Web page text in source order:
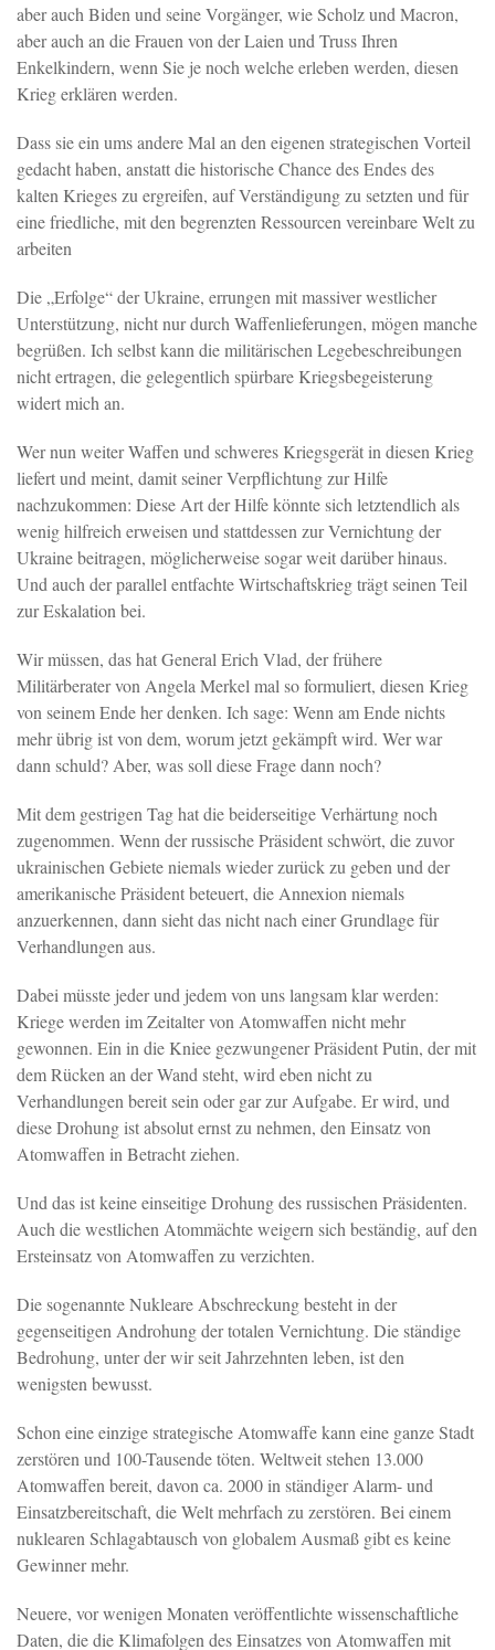
aber auch Biden und seine Vorgänger, wie Scholz und Macron,
aber auch an die Frauen von der Laien und Truss Ihren
Enkelkindern, wenn Sie je noch welche erleben werden, diesen
Krieg erklären werden.
Dass sie ein ums andere Mal an den eigenen strategischen Vorteil
gedacht haben, anstatt die historische Chance des Endes des
kalten Krieges zu ergreifen, auf Verständigung zu setzten und für
eine friedliche, mit den begrenzten Ressourcen vereinbare Welt zu
arbeiten
Die „Erfolge“ der Ukraine, errungen mit massiver westlicher
Unterstützung, nicht nur durch Waffenlieferungen, mögen manche
begrüßen. Ich selbst kann die militärischen Legebeschreibungen
nicht ertragen, die gelegentlich spürbare Kriegsbegeisterung
widert mich an.
Wer nun weiter Waffen und schweres Kriegsgerät in diesen Krieg
liefert und meint, damit seiner Verpflichtung zur Hilfe
nachzukommen: Diese Art der Hilfe könnte sich letztendlich als
wenig hilfreich erweisen und stattdessen zur Vernichtung der
Ukraine beitragen, möglicherweise sogar weit darüber hinaus.
Und auch der parallel entfachte Wirtschaftskrieg trägt seinen Teil
zur Eskalation bei.
Wir müssen, das hat General Erich Vlad, der frühere
Militärberater von Angela Merkel mal so formuliert, diesen Krieg
von seinem Ende her denken. Ich sage: Wenn am Ende nichts
mehr übrig ist von dem, worum jetzt gekämpft wird. Wer war
dann schuld? Aber, was soll diese Frage dann noch?
Mit dem gestrigen Tag hat die beiderseitige Verhärtung noch
zugenommen. Wenn der russische Präsident schwört, die zuvor
ukrainischen Gebiete niemals wieder zurück zu geben und der
amerikanische Präsident beteuert, die Annexion niemals
anzuerkennen, dann sieht das nicht nach einer Grundlage für
Verhandlungen aus.
Dabei müsste jeder und jedem von uns langsam klar werden:
Kriege werden im Zeitalter von Atomwaffen nicht mehr
gewonnen. Ein in die Kniee gezwungener Präsident Putin, der mit
dem Rücken an der Wand steht, wird eben nicht zu
Verhandlungen bereit sein oder gar zur Aufgabe. Er wird, und
diese Drohung ist absolut ernst zu nehmen, den Einsatz von
Atomwaffen in Betracht ziehen.
Und das ist keine einseitige Drohung des russischen Präsidenten.
Auch die westlichen Atommächte weigern sich beständig, auf den
Ersteinsatz von Atomwaffen zu verzichten.
Die sogenannte Nukleare Abschreckung besteht in der
gegenseitigen Androhung der totalen Vernichtung. Die ständige
Bedrohung, unter der wir seit Jahrzehnten leben, ist den
wenigsten bewusst.
Schon eine einzige strategische Atomwaffe kann eine ganze Stadt
zerstören und 100-Tausende töten. Weltweit stehen 13.000
Atomwaffen bereit, davon ca. 2000 in ständiger Alarm- und
Einsatzbereitschaft, die Welt mehrfach zu zerstören. Bei einem
nuklearen Schlagabtausch von globalem Ausmaß gibt es keine
Gewinner mehr.
Neuere, vor wenigen Monaten veröffentlichte wissenschaftliche
Daten, die die Klimafolgen des Einsatzes von Atomwaffen mit